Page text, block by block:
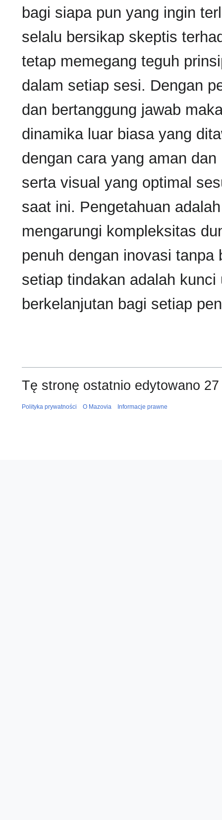
bagi siapa pun yang ingin
selalu bersikap skeptis
tetap memegang teguh
dalam setiap sesi. Dengan
dan bertanggung jawab
dinamika luar biasa yang
dengan cara yang aman
serta visual yang optimal
saat ini. Pengetahuan
mengarungi kompleksitas
penuh dengan inovasi
setiap tindakan adalah
berkelanjutan bagi setiap
Tę stronę ostatnio edytowano
Polityka prywatności O Mazovia Informacje prawne